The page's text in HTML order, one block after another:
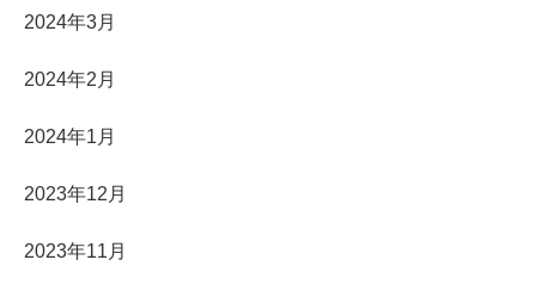
2024年3月
2024年2月
2024年1月
2023年12月
2023年11月